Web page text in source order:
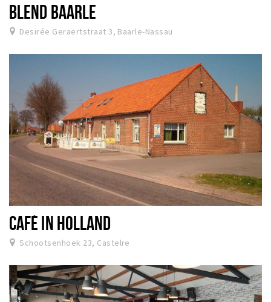
BLEND BAARLE
Desirée Geraertstraat 3, Baarle-Nassau
CAFÉ IN HOLLAND
Schootsenhoek 23, Castelre